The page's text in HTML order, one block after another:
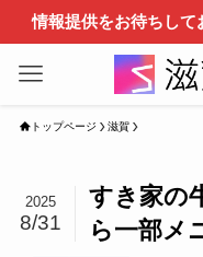
情報提供をお待ちして
トップページ 滋賀
すき家の
ら一部メ
2025
8/31